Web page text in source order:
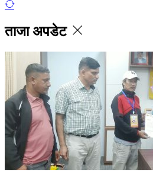
ताजा अपडेट